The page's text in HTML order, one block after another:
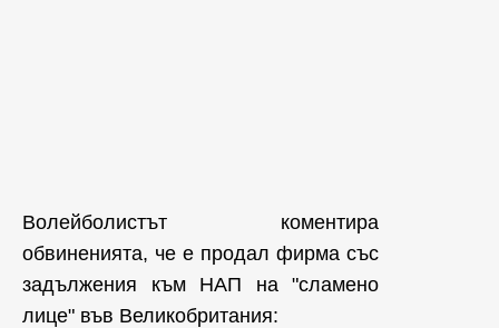
Волейболистът коментира
обвиненията, че е продал фирма със
задължения към НАП на "сламено
лице" във Великобритания: